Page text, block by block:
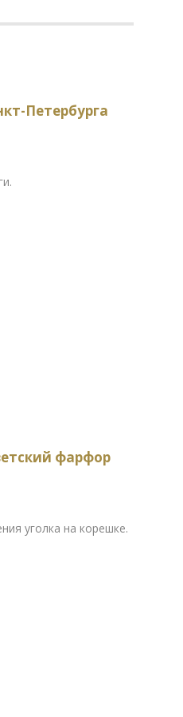
Петербурга
фарфор
уголка на корешке.